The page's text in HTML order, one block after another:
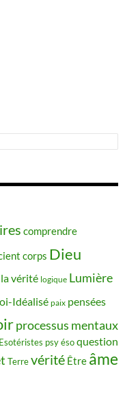
comprendre
corps Dieu
la vérité logique Lumière
Idéalisé paix pensées
processus mentaux
psy ésoquestion
Terrevérité Être âme